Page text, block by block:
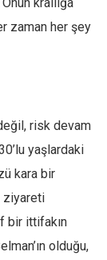
zaman her şey
risk devam
yaşlardaki
kara bir
ziyareti
bir ittifakın
olduğu,